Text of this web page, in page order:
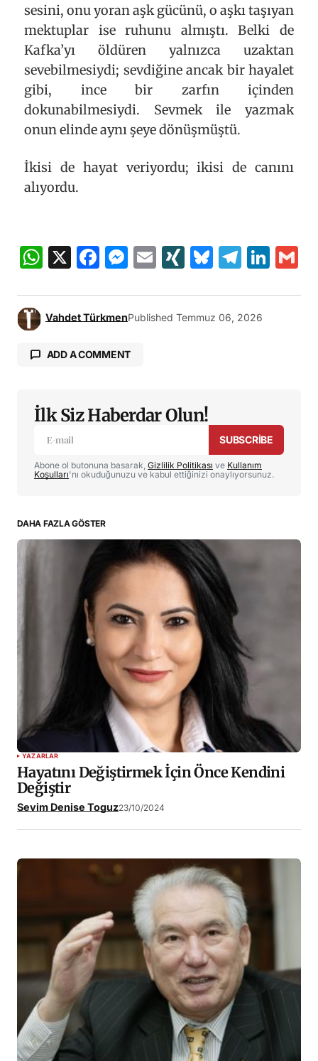
sesini, onu yoran aşk gücünü, o aşkı taşıyan
mektuplar ise ruhunu almıştı. Belki de
Kafka’yı öldüren yalnızca uzaktan
sevebilmesiydi; sevdiğine ancak bir hayalet
gibi, ince bir zarfın içinden
dokunabilmesiydi. Sevmek ile yazmak
onun elinde aynı şeye dönüşmüştü.
İkisi de hayat veriyordu; ikisi de canını
alıyordu.
WhatsApp
X Facebook
Messenger
Email
XINGBluesky
Vahdet TürkmenPublished Temmuz 06, 2026
ADD A COMMENT
E-posta adresiniz yayınlanmayacak.
Yorumunuz*
*
Daha sonraki yorumlarımda kullanılması için adım, e-
posta adresim ve site adresim bu tarayıcıya kaydedilsin.
YORUMU GÖNDER
İlk Siz Haberdar Olun!
SUBSCRIBE
Abone ol butonuna basarak, Gizlilik Politikası ve Kullanım
Koşulları'nı okuduğunuzu ve kabul ettiğinizi onaylıyorsunuz.
DAHA FAZLA GÖSTER
YAZARLAR
Hayatını Değiştirmek İçin Önce Kendini
Değiştir
Sevim Denise Toguz23/10/2024